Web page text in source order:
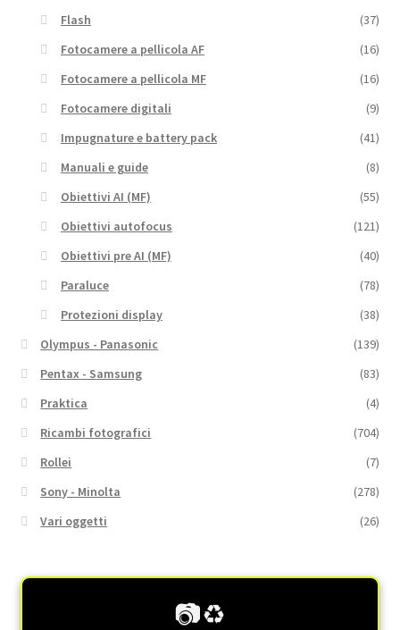
Flash
(37)
Fotocamere a pellicola AF
(16)
Fotocamere a pellicola MF
(16)
Fotocamere digitali
(9)
Impugnature e battery pack
(41)
Manuali e guide
(8)
Obiettivi AI (MF)
(55)
Obiettivi autofocus
(121)
Obiettivi pre AI (MF)
(40)
Paraluce
(78)
Protezioni display
(38)
Olympus - Panasonic
(139)
Pentax - Samsung
(83)
Praktica
(4)
Ricambi fotografici
(704)
Rollei
(7)
Sony - Minolta
(278)
Vari oggetti
(26)
📷♻️